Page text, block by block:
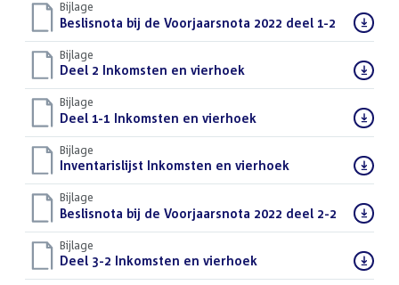
Bijlage
Download
bestand:
Beslisnota bij de Voorjaarsnota 2022 deel 1-2 (PDF)
Bijlage
Download
bestand:
Deel 2 Inkomsten en vierhoek(PDF)
Bijlage
Download
bestand:
Deel 1-1 Inkomsten en vierhoek
Bijlage
Download
bestand:
Inventarislijst Inkomsten en vierhoek(PDF)
Bijlage
Download
bestand:
Beslisnota bij de Voorjaarsnota 2022 deel 2-2 (PDF)
Bijlage
Download
bestand:
Deel 3-2 Inkomsten en vierhoek(PDF)